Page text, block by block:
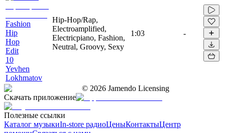
Fashion
Hip
Hop
Edit
10
Yevhen
Lokhmatov
Hip-Hop/Rap,
Electroamplified,
Electricpiano, Fashion,
Neutral, Groovy, Sexy
1:03 -
© 2026 Jamendo Licensing
Скачать приложение
Полезные ссылки
Каталог музыкиIn-store радиоЦеныКонтактыЦентр